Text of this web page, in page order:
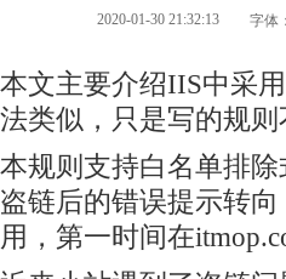
2020-01-30 21:32:13 字体：
本文主要介绍IIS中采
法类似，只是写的规
本规则支持白名单排
盗链后的错误提示转
用，第一时间在